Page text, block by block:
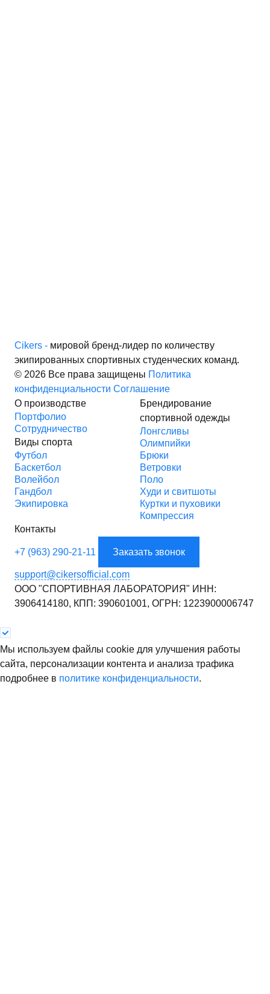
Cikers - мировой бренд-лидер по количеству
экипированных спортивных студенческих команд.
© 2026 Все права защищены Политика
конфиденциальности Соглашение
О производстве
Портфолио
Сотрудничество
Виды спорта
Футбол
Баскетбол
Волейбол
Гандбол
Экипировка
Брендирование
спортивной одежды
Лонгсливы
Олимпийки
Брюки
Ветровки
Поло
Худи и свитшоты
Куртки и пуховики
Компрессия
Контакты
+7 (963) 290-21-11 Заказать звонок
support@cikersofficial.com
ООО "СПОРТИВНАЯ ЛАБОРАТОРИЯ" ИНН:
3906414180, КПП: 390601001, ОГРН: 1223900006747
Мы используем файлы cookie для улучшения работы
сайта, персонализации контента и анализа трафика
подробнее в политике конфиденциальности.